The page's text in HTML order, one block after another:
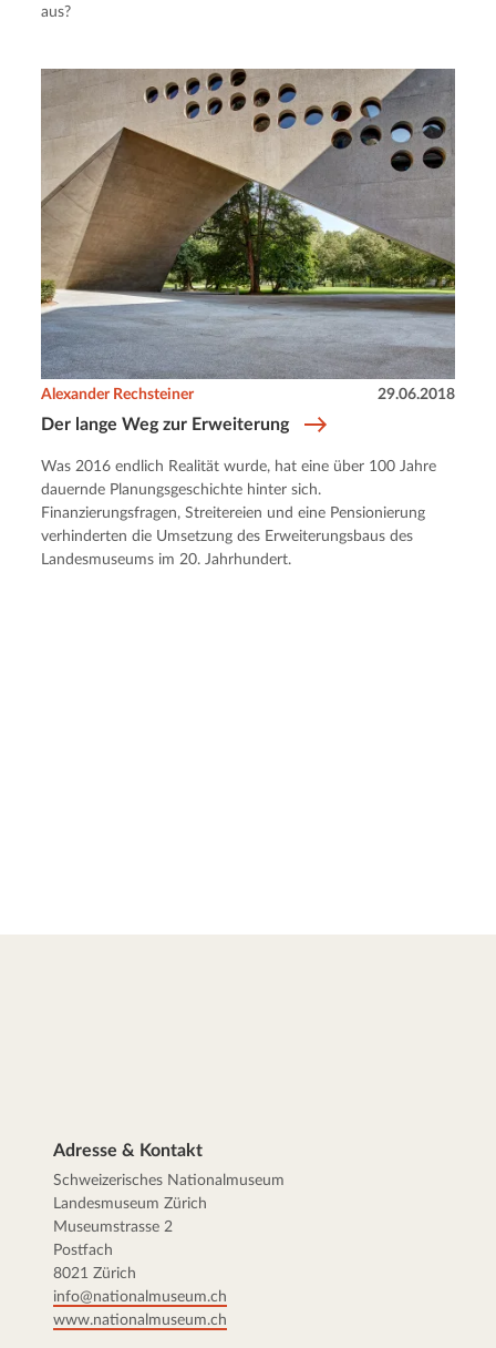
aus?
Der lange Weg zur Erweiterung
Alexander Rechsteiner 29.06.2018
Was 2016 endlich Realität wurde, hat eine über 100 Jahre
dauernde Planungsgeschichte hinter sich.
Finanzierungsfragen, Streitereien und eine Pensionierung
verhinderten die Umsetzung des Erweiterungsbaus des
Landesmuseums im 20. Jahrhundert.
Adresse & Kontakt
Schweizerisches Nationalmuseum
Landesmuseum Zürich
Museumstrasse 2
Postfach
8021 Zürich
info@nationalmuseum.ch
www.nationalmuseum.ch